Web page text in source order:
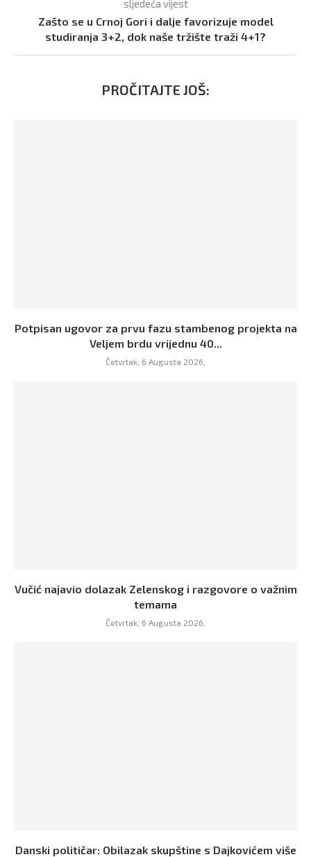
sljedeća vijest
Zašto se u Crnoj Gori i dalje favorizuje model
studiranja 3+2, dok naše tržište traži 4+1?
PROČITAJTE JOŠ:
Potpisan ugovor za prvu fazu stambenog projekta na
Veljem brdu vrijednu 40...
Četvrtak, 6 Augusta 2026,
Vučić najavio dolazak Zelenskog i razgovore o važnim
temama
Četvrtak, 6 Augusta 2026,
Danski političar: Obilazak skupštine s Dajkovićem više